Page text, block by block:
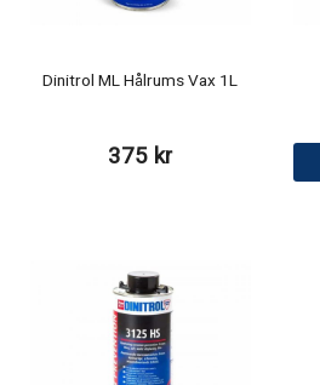
Dinitrol ML Hålrums Vax 1L
375 kr